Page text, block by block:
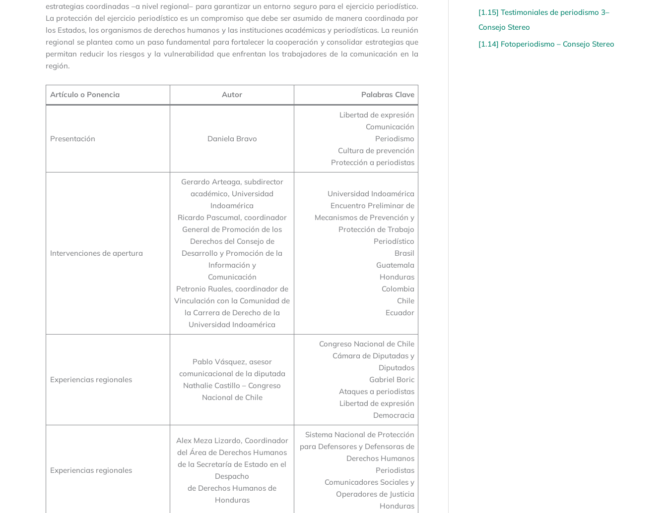
estrategias coordinadas –a nivel regional– para garantizar un entorno seguro para el ejercicio periodístico.
La protección del ejercicio periodístico es un compromiso que debe ser asumido de manera coordinada por
los Estados, los organismos de derechos humanos y las instituciones académicas y periodísticas. La reunión
regional se plantea como un paso fundamental para fortalecer la cooperación y consolidar estrategias que
permitan reducir los riesgos y la vulnerabilidad que enfrentan los trabajadores de la comunicación en la
región.
Artículo o Ponencia Autor Palabras Clave
Presentación Daniela Bravo
Libertad de expresión
Comunicación
Periodismo
Cultura de prevención
Protección a periodistas
Intervenciones de apertura
Gerardo Arteaga, subdirector
académico, Universidad
Indoamérica
Ricardo Pascumal, coordinador
General de Promoción de los
Derechos del Consejo de
Desarrollo y Promoción de la
Información y
Comunicación
Petronio Ruales, coordinador de
Vinculación con la Comunidad de
la Carrera de Derecho de la
Universidad Indoamérica
Universidad Indoamérica
Encuentro Preliminar de
Mecanismos de Prevención y
Protección de Trabajo
Periodístico
Brasil
Guatemala
Honduras
Colombia
Chile
Ecuador
Experiencias regionales
Pablo Vásquez, asesor
comunicacional de la diputada
Nathalie Castillo – Congreso
Nacional de Chile
Congreso Nacional de Chile
Cámara de Diputadas y
Diputados
Gabriel Boric
Ataques a periodistas
Libertad de expresión
Democracia
Experiencias regionales
Alex Meza Lizardo, Coordinador
del Área de Derechos Humanos
de la Secretaría de Estado en el
Despacho
de Derechos Humanos de
Honduras
Sistema Nacional de Protección
para Defensores y Defensoras de
Derechos Humanos
Periodistas
Comunicadores Sociales y
Operadores de Justicia
Honduras
[1.15] Testimoniales de periodismo 3–
Consejo Stereo
[1.14] Fotoperiodismo – Consejo Stereo